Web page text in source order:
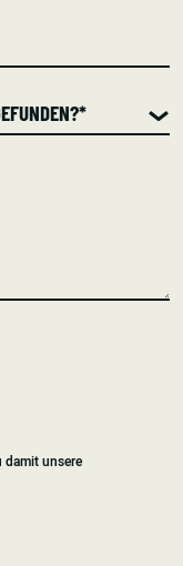
damit unsere